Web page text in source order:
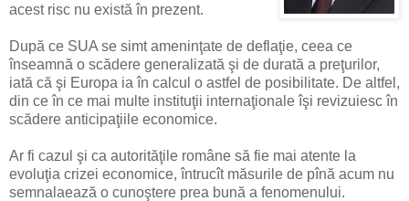
acest risc nu există în prezent.
După ce SUA se simt ameninţate de deflaţie, ceea ce
înseamnă o scădere generalizată şi de durată a preţurilor,
iată că şi Europa ia în calcul o astfel de posibilitate. De altfel,
din ce în ce mai multe instituţii internaţionale îşi revizuiesc în
scădere anticipaţiile economice.
Ar fi cazul şi ca autorităţile române să fie mai atente la
evoluţia crizei economice, întrucît măsurile de pînă acum nu
semnalaează o cunoştere prea bună a fenomenului.